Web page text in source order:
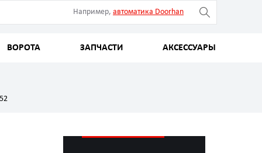
Например, автоматика Doorhan
ВОРОТА ЗАПЧАСТИ АКСЕССУАРЫ